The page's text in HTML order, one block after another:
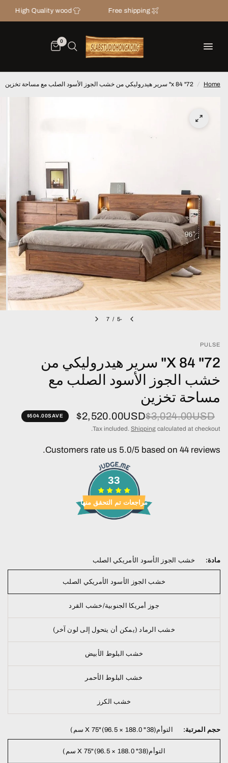
Free shipping
Quality wood
0
Home
/ 72" x 84" سرير هيدروليكي من خشب الجوز الأسود الصلب مع مساحة تخزين
-5
/
7
PULSE
72" X 84" سرير هيدروليكي من
خشب الجوز الأسود الصلب مع
مساحة تخزين
$3,024.00USD
$2,520.00USD
SAVE
$504.00
Tax included. Shipping calculated at checkout.
Customers rate us 5.0/5 based on 44 reviews.
33
مراجعات تم التحقق منها
مادة: خشب الجوز الأسود الأمريكي الصلب
خشب الجوز الأسود الأمريكي الصلب
جوز أمريكا الجنوبية/خشب القرد
خشب الرماد (يمكن أن يتحول إلى لون آخر)
خشب البلوط الأبيض
خشب البلوط الأحمر
خشب الكرز
حجم المرتبة: التوأم(38" X 75"(96.5 × 188.0 سم)
التوأم(38" X 75"(96.5 × 188.0 سم)
CONTACT